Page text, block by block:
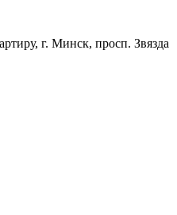
г. Минск, просп. Звязда